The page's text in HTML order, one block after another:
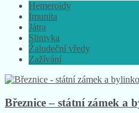
Hemeroidy
Imunita
Játra
Slinivka
Žaludeční vředy
Zažívání
Březnice – státní zámek a